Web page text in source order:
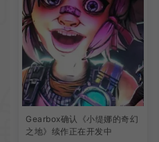
Gearbox确认《小缇娜的奇幻
之地》续作正在开发中